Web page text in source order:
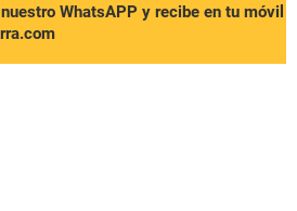
WhatsAPP y recibe en tu móvil